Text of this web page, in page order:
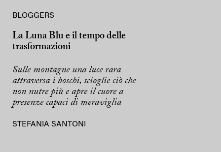
BLOGGERS
La Luna Blu e il tempo delle
trasformazioni
Sulle montagne una luce rara
attraversa i boschi, scioglie ciò che
non nutre più e apre il cuore a
presenze capaci di meraviglia
STEFANIA SANTONI